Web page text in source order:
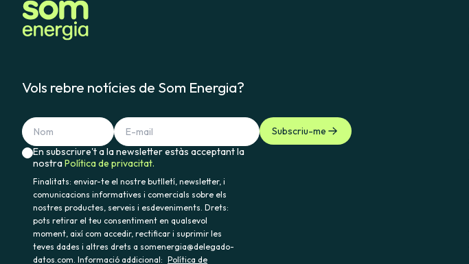
Vols rebre notícies de Som Energia?
Subscriu-me
En subscriure't a la newsletter estàs acceptant la
nostraPolítica de privacitat.
Finalitats: enviar-te el nostre butlletí, newsletter, i
comunicacions informatives i comercials sobre els
nostres productes, serveis i esdeveniments. Drets:
pots retirar el teu consentiment en qualsevol
moment, així com accedir, rectificar i suprimir les
teves dades i altres drets a somenergia@delegado-
datos.com. Informació addicional: Política de